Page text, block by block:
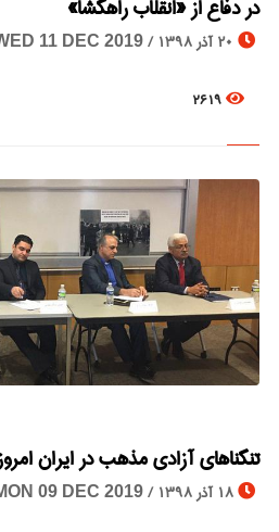
در دفاع از «انقلاب راهگشا»
20 آذر 1398 / 11 DEC 2019
2619
تنگناهای آزادی مذهب در ایران
18 آذر 1398 / 09 DEC 2019